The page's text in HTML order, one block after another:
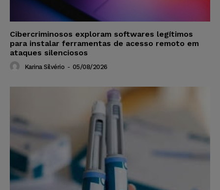
Cibercriminosos exploram softwares legítimos
para instalar ferramentas de acesso remoto em
ataques silenciosos
Karina Silvério - 05/08/2026